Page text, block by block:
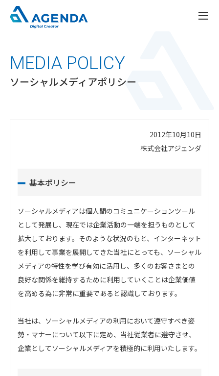
MEDIA POLICY
ソーシャルメディアポリシー
2012年10月10日
株式会社アジェンダ
基本ポリシー
ソーシャルメディアは個人間のコミュニケーションツール
として発展し、現在では企業活動の一端を担うものとして
拡大しております。そのような状況のもと、インターネット
を利用して事業を展開してきた当社にとっても、ソーシャル
メディアの特性を学び有効に活用し、多くのお客さまとの
良好な関係を維持するために利用していくことは企業価値
を高める為に非常に重要であると認識しております。
当社は、ソーシャルメディアの利用において遵守すべき姿
勢・マナーについて以下に定め、当社従業者に遵守させ、
企業としてソーシャルメディアを積極的に利用いたします。